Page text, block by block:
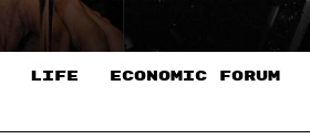
LIFE ECONOMIC FORUM